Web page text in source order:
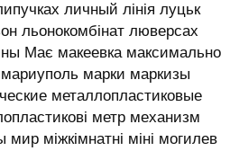
личный лінія луцьк
льонокомбінат люверсах
Має макеевка максимально
марки маркизы
металлопластиковые
метр механизм
міжкімнатні міні могилев